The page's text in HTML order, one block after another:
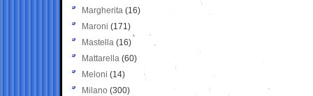
Margherita (16)
Maroni (171)
Mastella (16)
Mattarella (60)
Meloni (14)
Milano (300)